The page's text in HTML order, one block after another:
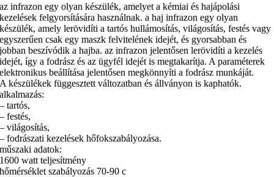
az infrazon egy olyan készülék, amelyet a kémiai és hajápolási
kezelések felgyorsítására használnak. a haj infrazon egy olyan
készülék, amely lerövidíti a tartós hullámosítás, világosítás, festés vagy
egyszerűen csak egy maszk felvitelének idejét, és gyorsabban és
jobban beszívódik a hajba. az infrazon jelentősen lerövidíti a kezelés
idejét, így a fodrász és az ügyfél idejét is megtakarítja. A paraméterek
elektronikus beállítása jelentősen megkönnyíti a fodrász munkáját.
A készülékek függesztett változatban és állványon is kaphatók.
alkalmazás:
– tartós,
– festés,
– világosítás,
– fodrászati kezelések hőfokszabályozása.
műszaki adatok:
1600 watt teljesítmény
hőmérséklet szabályozás 70-90 c